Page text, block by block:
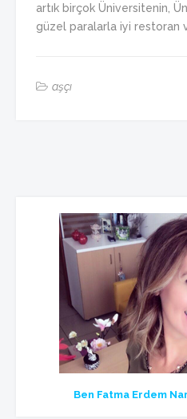
artık birçok Üniversitenin,
güzel paralarla iyi restoran
aşçı
Ben Fatma Erdem